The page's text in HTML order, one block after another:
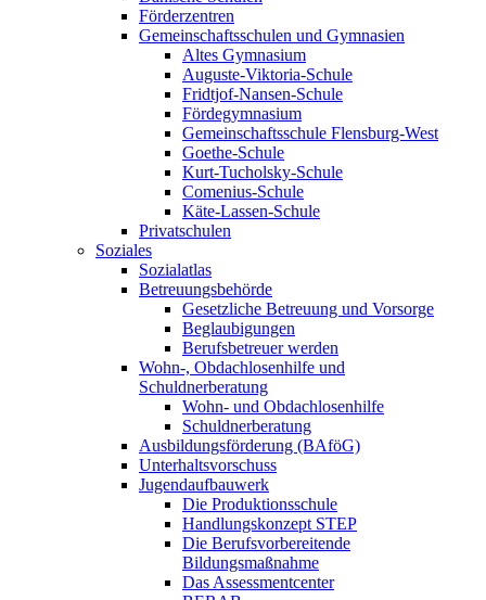
Förderzentren
Gemeinschaftsschulen und Gymnasien
Altes Gymnasium
Auguste-Viktoria-Schule
Fridtjof-Nansen-Schule
Fördegymnasium
Gemeinschaftsschule Flensburg-West
Goethe-Schule
Kurt-Tucholsky-Schule
Comenius-Schule
Käte-Lassen-Schule
Privatschulen
Soziales
Sozialatlas
Betreuungsbehörde
Gesetzliche Betreuung und Vorsorge
Beglaubigungen
Berufsbetreuer werden
Wohn-, Obdachlosenhilfe und
Schuldnerberatung
Wohn- und Obdachlosenhilfe
Schuldnerberatung
Ausbildungsförderung (BAföG)
Unterhaltsvorschuss
Jugendaufbauwerk
Die Produktionsschule
Handlungskonzept STEP
Die Berufsvorbereitende
Bildungsmaßnahme
Das Assessmentcenter